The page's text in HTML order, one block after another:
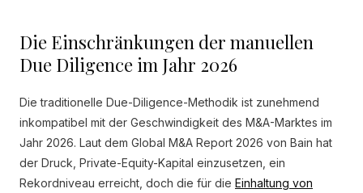
Die Einschränkungen der manuellen
Due Diligence im Jahr 2026
Die traditionelle Due-Diligence-Methodik ist zunehmend
inkompatibel mit der Geschwindigkeit des M&A-Marktes im
Jahr 2026. Laut dem Global M&A Report 2026 von Bain hat
der Druck, Private-Equity-Kapital einzusetzen, ein
Rekordniveau erreicht, doch die für die Einhaltung von